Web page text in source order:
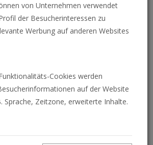
gewinnt
in Kanada
Liberale Partei hat am Montag die
gewonnen. Damit wird der
Mark Carney zum neuen
von Unternehmen verwendet
der Besucherinteressen zu
Werbung auf anderen Websites
Cookies werden
auf der Website
Sprache, Zeitzone, erweiterte Inhalte.